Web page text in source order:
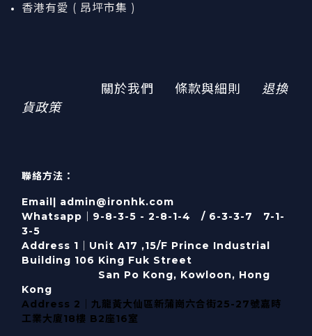
香港有愛 ( 昂坪市集 )
關於我們 條款與細則
退換
貨政策
聯絡方法：
Email| admin@ironhk.com
Whatsapp｜9-8-3-5 - 2-8-1-4 / 6-3-3-7 7-1-
3-5
Address 1｜ Unit A17 ,15/F Prince Industrial
Building 106 King Fuk Street
San Po Kong, Kowloon, Hong
Kong
Address 2｜九龍黃大仙區新蒲崗六合街25-27號嘉時
工業大廈18樓 B2座16室